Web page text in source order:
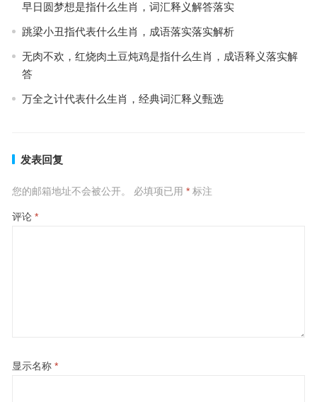
早日圆梦想是指什么生肖，词汇释义解答落实
跳梁小丑指代表什么生肖，成语落实落实解析
无肉不欢，红烧肉土豆炖鸡是指什么生肖，成语释义落实解
答
万全之计代表什么生肖，经典词汇释义甄选
发表回复
您的邮箱地址不会被公开。 必填项已用 *标注
评论 *
显示名称 *